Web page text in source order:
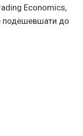
Economics,
подешевшати до